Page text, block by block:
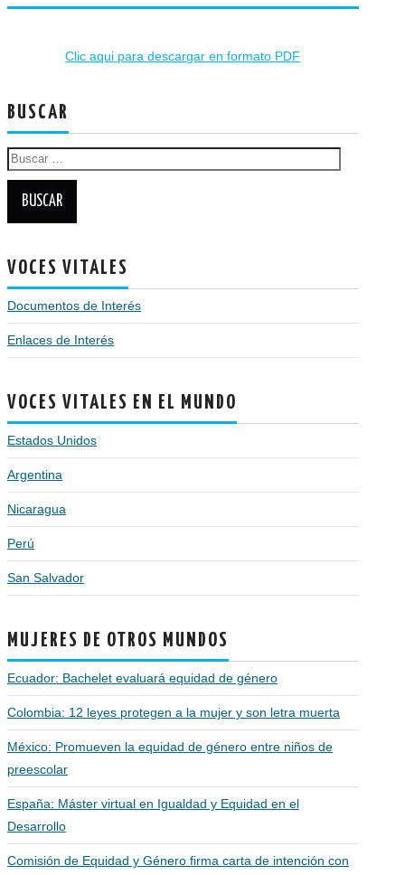
Clic aqui para descargar en formato PDF
BUSCAR
VOCES VITALES
Documentos de Interés
Enlaces de Interés
VOCES VITALES EN EL MUNDO
Estados Unidos
Argentina
Nicaragua
Perú
San Salvador
MUJERES DE OTROS MUNDOS
Ecuador: Bachelet evaluará equidad de género
Colombia: 12 leyes protegen a la mujer y son letra muerta
México: Promueven la equidad de género entre niños de
preescolar
España: Máster virtual en Igualdad y Equidad en el
Desarrollo
Comisión de Equidad y Género firma carta de intención con